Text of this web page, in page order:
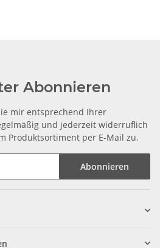
Abonnieren
mir entsprechend Ihrer
und jederzeit widerruflich
Produktsortiment per E-Mail zu.
Abonnieren